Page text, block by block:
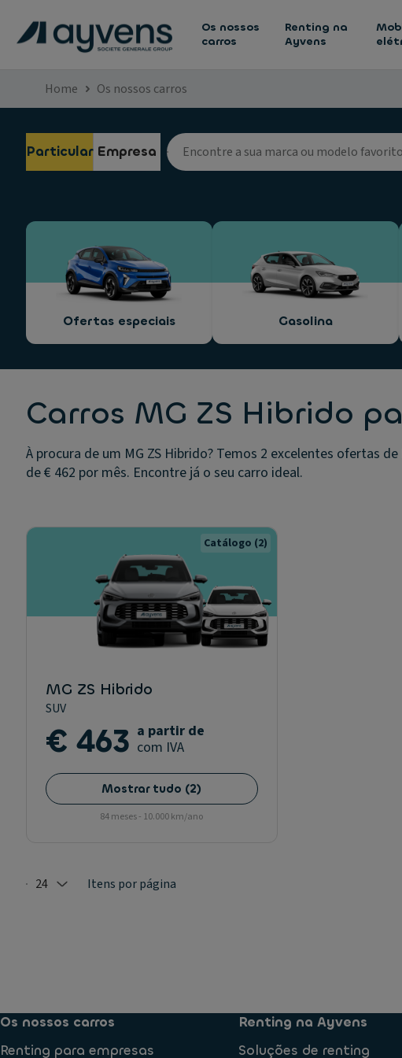
Os nossos
carros
Renting na
Ayvens
Home Os nossos carros
Particular Empresa
Ofertas especiais Gasolina
Carros MG ZS Hibrido
À procura de um MG ZS Hibrido? Temos 2 excelentes ofertas
de € 462 por mês. Encontre já o seu carro ideal.
Catálogo (2)
MG ZS Hibrido
SUV
€ 463 a partir de
com IVA
Mostrar tudo (2)
84 meses - 10.000 km/ano
Selected: 24
24 Itens por página
Os nossos carros
Renting para empresas
Renting na Ayvens
Soluções de renting